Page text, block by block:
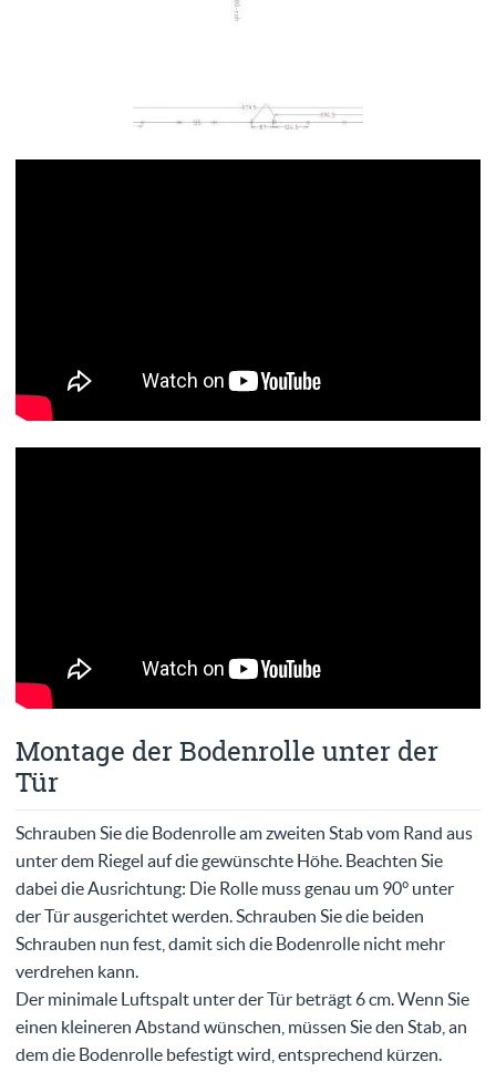
Montage der Bodenrolle unter der
Tür
Schrauben Sie die Bodenrolle am zweiten Stab vom Rand aus
unter dem Riegel auf die gewünschte Höhe. Beachten Sie
dabei die Ausrichtung: Die Rolle muss genau um 90° unter
der Tür ausgerichtet werden. Schrauben Sie die beiden
Schrauben nun fest, damit sich die Bodenrolle nicht mehr
verdrehen kann.
Der minimale Luftspalt unter der Tür beträgt 6 cm. Wenn Sie
einen kleineren Abstand wünschen, müssen Sie den Stab, an
dem die Bodenrolle befestigt wird, entsprechend kürzen.